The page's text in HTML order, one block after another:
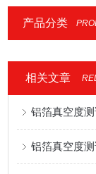
产品分类
相关文章
铝箔真空度